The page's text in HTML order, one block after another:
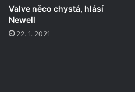
Valve něco chystá, hlásí
Newell
22. 1. 2021